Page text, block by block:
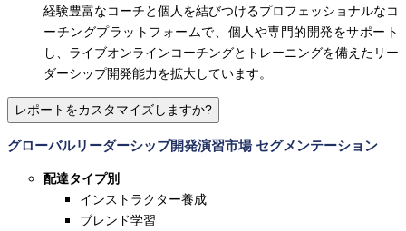
経験豊富なコーチと個人を結びつけるプロフェッショナルなコ
ーチングプラットフォームで、個人や専門的開発をサポート
し、ライブオンラインコーチングとトレーニングを備えたリー
ダーシップ開発能力を拡大しています。
レポートをカスタマイズしますか?
グローバルリーダーシップ開発演習市場 セグメンテーション
配達タイプ別
インストラクター養成
ブレンド学習